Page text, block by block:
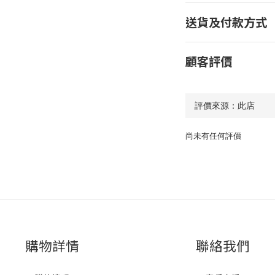
送貨及付款方式
顧客評價
尚未有任何評價
購物詳情 聯絡我們